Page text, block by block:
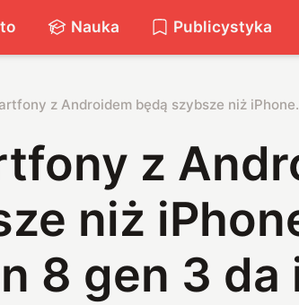
Nauka Publicystyka
z Androidem będą szybsze niż
z
niż
8 gen 3 da